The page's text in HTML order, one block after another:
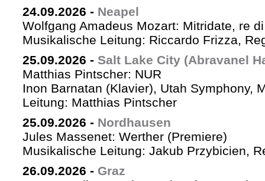
24.09.2026 - Neapel
Wolfgang Amadeus Mozart: Mitridate, re
Musikalische Leitung: Riccardo Frizza,
25.09.2026 - Salt Lake City (Abravanel
Matthias Pintscher: NUR
Inon Barnatan (Klavier), Utah Symphony,
Leitung: Matthias Pintscher
25.09.2026 - Nordhausen
Jules Massenet: Werther (Premiere)
Musikalische Leitung: Jakub Przybicien,
26.09.2026 - Graz